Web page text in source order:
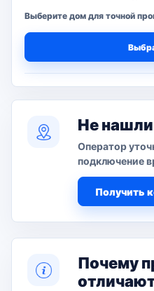
Выберите дом для точной
Не
Оператор
подключение
Получить
Почему